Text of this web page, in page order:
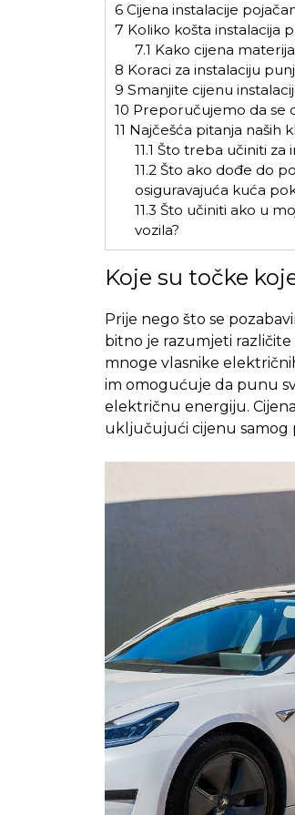
6Cijena instalacije
7 Koliko košta instalacija
7.1 Kako cijena
8 Koraci za instalaciju
9 Smanjite cijenu
10 Preporučujemo da se
11 Najčešća pitanja naših
11.1 Što treba učiniti za
11.2 Što ako dođe do
osiguravajuća kuća
11.3 Što učiniti ako u
vozila?
Koje su točke
Prije nego što se
bitno je razumjeti
mnoge vlasnike
im omogućuje da punu
električnu energiju.
uključujući cijenu samog